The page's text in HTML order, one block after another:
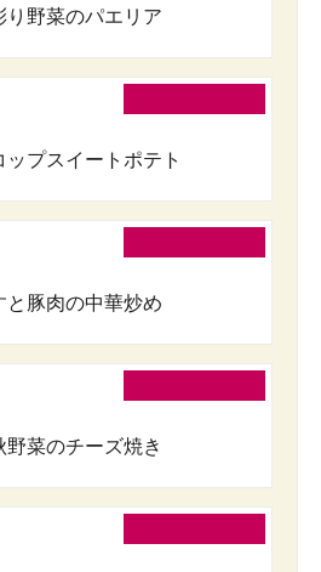
り野菜のパエリア
プスイートポテト
豚肉の中華炒め
菜のチーズ焼き